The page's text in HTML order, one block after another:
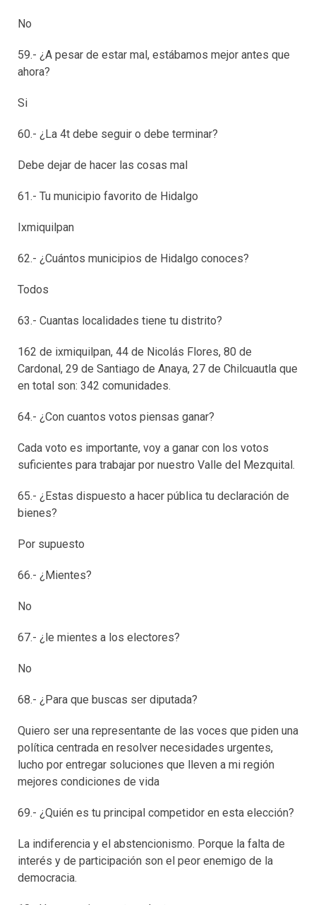
No
59.- ¿A pesar de estar mal, estábamos mejor antes que
ahora?
Si
60.- ¿La 4t debe seguir o debe terminar?
Debe dejar de hacer las cosas mal
61.- Tu municipio favorito de Hidalgo
Ixmiquilpan
62.- ¿Cuántos municipios de Hidalgo conoces?
Todos
63.- Cuantas localidades tiene tu distrito?
162 de ixmiquilpan, 44 de Nicolás Flores, 80 de
Cardonal, 29 de Santiago de Anaya, 27 de Chilcuautla que
en total son: 342 comunidades.
64.- ¿Con cuantos votos piensas ganar?
Cada voto es importante, voy a ganar con los votos
suficientes para trabajar por nuestro Valle del Mezquital.
65.- ¿Estas dispuesto a hacer pública tu declaración de
bienes?
Por supuesto
66.- ¿Mientes?
No
67.- ¿le mientes a los electores?
No
68.- ¿Para que buscas ser diputada?
Quiero ser una representante de las voces que piden una
política centrada en resolver necesidades urgentes,
lucho por entregar soluciones que lleven a mi región
mejores condiciones de vida
69.- ¿Quién es tu principal competidor en esta elección?
La indiferencia y el abstencionismo. Porque la falta de
interés y de participación son el peor enemigo de la
democracia.